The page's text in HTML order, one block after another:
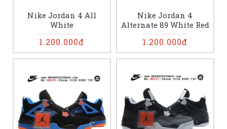
Nike Jordan 4 All
White
1.200.000đ
Nike Jordan 4
Alternate 89 White Red
1.200.000đ